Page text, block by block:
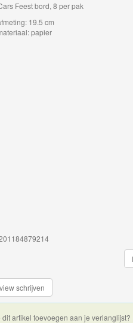
Feest bord, 8 per pak
19.5 cm
papier
schrijven
dit artikel toevoegen aan je verlanglijst?